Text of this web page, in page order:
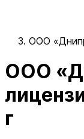
ООО
ООО
г